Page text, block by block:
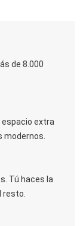
de 8.000
espacio extra
modernos.
Tú haces la